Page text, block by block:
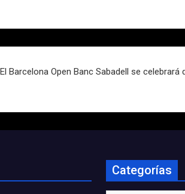
El Barcelona Open Banc Sabadell se celebrará
Categorías